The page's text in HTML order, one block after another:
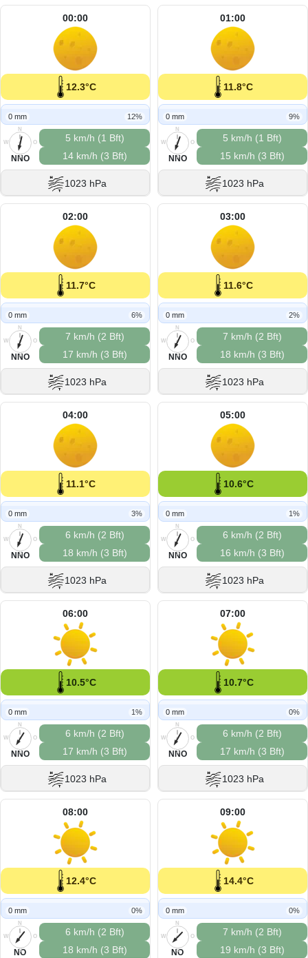
00:00
12.3°C
0 mm 12%
N
O
S
W
NNO
5 km/h (1 Bft)
14 km/h (3 Bft)
1023 hPa
01:00
11.8°C
0 mm 9%
N
O
S
W
NNO
5 km/h (1 Bft)
15 km/h (3 Bft)
1023 hPa
02:00
11.7°C
0 mm 6%
N
O
S
W
NNO
7 km/h (2 Bft)
17 km/h (3 Bft)
1023 hPa
03:00
11.6°C
0 mm 2%
N
O
S
W
NNO
7 km/h (2 Bft)
18 km/h (3 Bft)
1023 hPa
04:00
11.1°C
0 mm 3%
N
O
S
W
NNO
6 km/h (2 Bft)
18 km/h (3 Bft)
1023 hPa
05:00
10.6°C
0 mm 1%
N
O
S
W
NNO
6 km/h (2 Bft)
16 km/h (3 Bft)
1023 hPa
06:00
10.5°C
0 mm 1%
N
O
S
W
NNO
6 km/h (2 Bft)
17 km/h (3 Bft)
1023 hPa
07:00
10.7°C
0 mm 0%
N
O
S
W
NNO
6 km/h (2 Bft)
17 km/h (3 Bft)
1023 hPa
08:00
12.4°C
0 mm 0%
N
O
S
W
NO
6 km/h (2 Bft)
18 km/h (3 Bft)
09:00
14.4°C
0 mm 0%
N
O
S
W
NO
7 km/h (2 Bft)
19 km/h (3 Bft)